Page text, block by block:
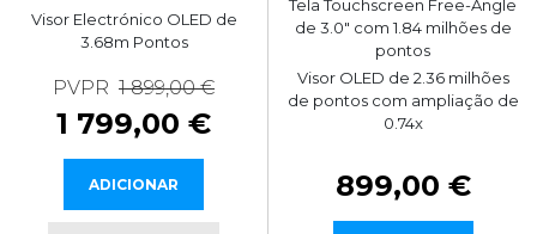
Visor Electrónico OLED de
3.68m Pontos
PVPR 1 899,00 €
1 799,00 €
ADICIONAR
Tela Touchscreen Free-Angle
de 3.0" com 1.84 milhões de
pontos
Visor OLED de 2.36 milhões
de pontos com ampliação de
0.74x
899,00 €